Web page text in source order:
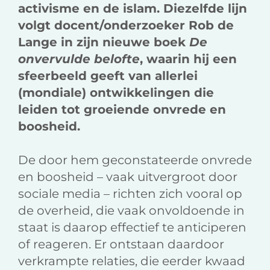
activisme en de islam. Diezelfde lijn
volgt docent/onderzoeker Rob de
Lange in zijn nieuwe boek De
onvervulde belofte, waarin hij een
sfeerbeeld geeft van allerlei
(mondiale) ontwikkelingen die
leiden tot groeiende onvrede en
boosheid.
De door hem geconstateerde onvrede
en boosheid – vaak uitvergroot door
sociale media – richten zich vooral op
de overheid, die vaak onvoldoende in
staat is daarop effectief te anticiperen
of reageren. Er ontstaan daardoor
verkrampte relaties, die eerder kwaad